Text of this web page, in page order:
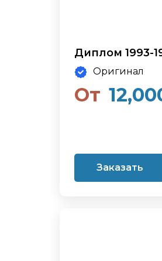
Диплом 1993-
Оригинал
От
Заказать